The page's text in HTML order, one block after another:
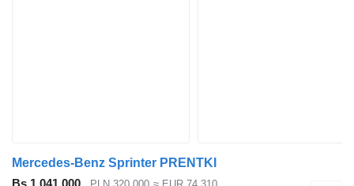
Mercedes-Benz Sprinter PRENTKI
Bs 1.041.000